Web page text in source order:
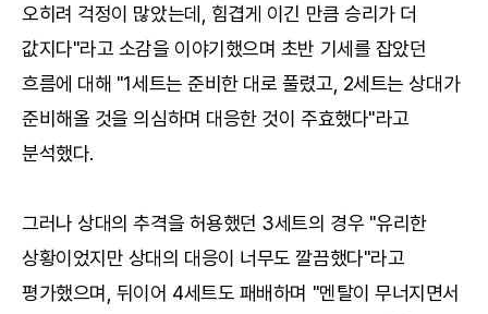
오히려 걱정이 많았는데, 힘겹게 이긴 만큼 승리가 더
값지다"라고 소감을 이야기했으며 초반 기세를 잡았던
흐름에 대해 "1세트는 준비한 대로 풀렸고, 2세트는 상대가
준비해올 것을 의심하며 대응한 것이 주효했다"라고
분석했다.
그러나 상대의 추격을 허용했던 3세트의 경우 "유리한
상황이었지만 상대의 대응이 너무도 깔끔했다"라고
평가했으며, 뒤이어 4세트도 패배하며 "멘탈이 무너지면서